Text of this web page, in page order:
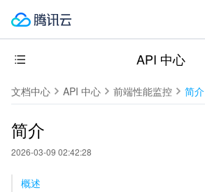
API 中心
文档中心 API 中心 前端性能监控 简介
简介
2026-03-09 02:42:28
概述